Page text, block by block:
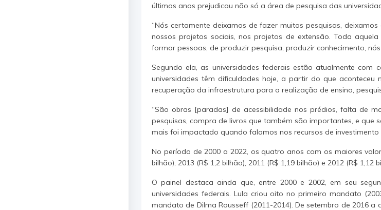
últimos anos prejudicou não só a área de pesquisa das
“Nós certamente deixamos de fazer muitas pesquisas,
nossos projetos sociais, nos projetos de extensão. Toda
formar pessoas, de produzir pesquisa, produzir conhecimento,
Segundo ela, as universidades federais estão atualmente com
universidades têm dificuldades hoje, a partir do que
recuperação da infraestrutura para a realização de ensino,
“São obras [paradas] de acessibilidade nos prédios, falta de
pesquisas, compra de livros que também são importantes, e que
mais foi impactado quando falamos nos recursos de investimento
No período de 2000 a 2022, os quatro anos com os maiores
bilhão), 2013 (R$ 1,2 bilhão), 2011 (R$ 1,19 bilhão) e 2012 (R$ 1,12
O painel destaca ainda que, entre 2000 e 2002, em seu
universidades federais. Lula criou oito no primeiro mandato
mandato de Dilma Rousseff (2011-2014). De setembro de 2016 a